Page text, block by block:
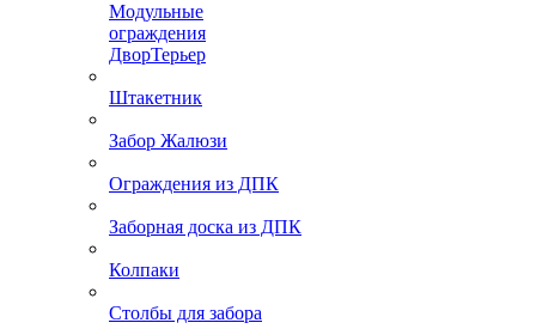
Модульные
ограждения
ДворТерьер
Штакетник
Забор Жалюзи
Ограждения из ДПК
Заборная доска из ДПК
Колпаки
Столбы для забора